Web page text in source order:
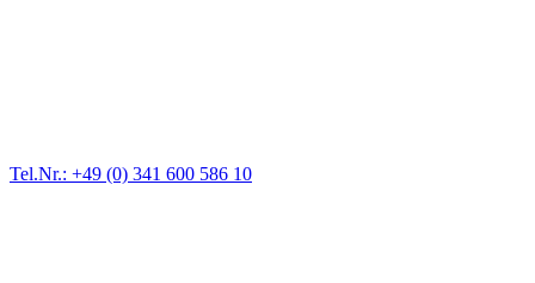
Tel.Nr.: +49 (0) 341 600 586 10